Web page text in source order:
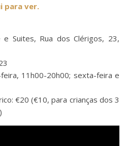
para ver.
e Suites, Rua dos Clérigos, 23,
11h00-20h00; sexta-feira e
€20 (€10, para crianças dos 3